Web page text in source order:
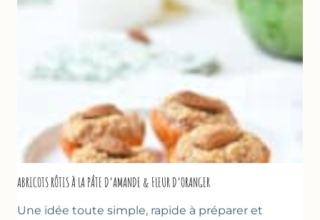
ABRICOTS RÔTIS À LA PÂTE D’AMANDE & FLEUR D’ORANGER
Une idée toute simple, rapide à préparer et